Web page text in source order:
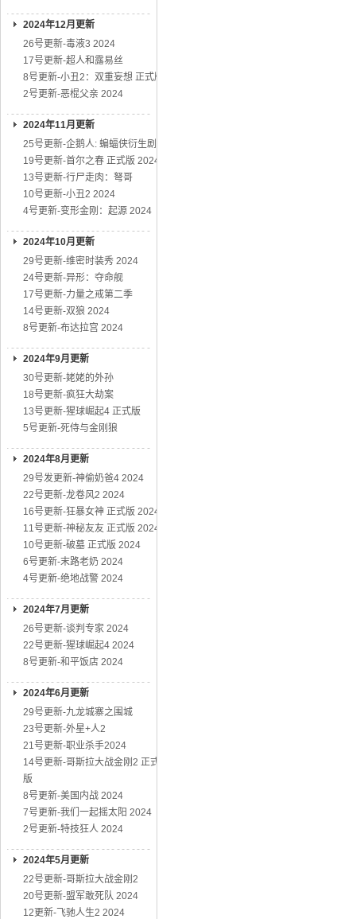
2024年12月更新
26号更新-毒液3 2024
17号更新-超人和露易丝
8号更新-小丑2：双重妄想 正式版
2号更新-恶棍父亲 2024
2024年11月更新
25号更新-企鹅人: 蝙蝠侠衍生剧
19号更新-首尔之春 正式版 2024
13号更新-行尸走肉：弩哥
10号更新-小丑2 2024
4号更新-变形金刚：起源 2024
2024年10月更新
29号更新-维密时装秀 2024
24号更新-异形：夺命舰
17号更新-力量之戒第二季
14号更新-双狼 2024
8号更新-布达拉宫 2024
2024年9月更新
30号更新-姥姥的外孙
18号更新-疯狂大劫案
13号更新-猩球崛起4 正式版
5号更新-死侍与金刚狼
2024年8月更新
29号发更新-神偷奶爸4 2024
22号更新-龙卷风2 2024
16号更新-狂暴女神 正式版 2024
11号更新-神秘友友 正式版 2024
10号更新-破墓 正式版 2024
6号更新-末路老奶 2024
4号更新-绝地战警 2024
2024年7月更新
26号更新-谈判专家 2024
22号更新-猩球崛起4 2024
8号更新-和平饭店 2024
2024年6月更新
29号更新-九龙城寨之围城
23号更新-外星+人2
21号更新-职业杀手2024
14号更新-哥斯拉大战金刚2 正式
版
8号更新-美国内战 2024
7号更新-我们一起摇太阳 2024
2号更新-特技狂人 2024
2024年5月更新
22号更新-哥斯拉大战金刚2
20号更新-盟军敢死队 2024
12更新-飞驰人生2 2024